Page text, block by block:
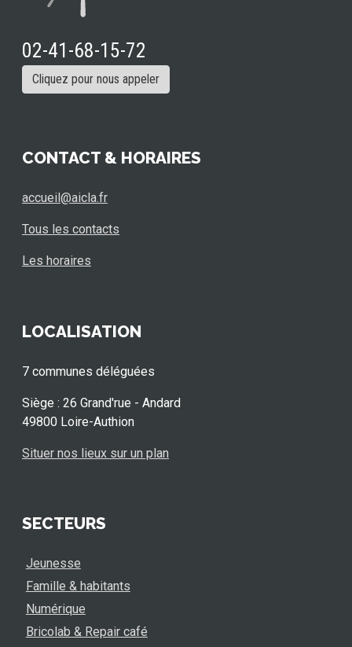
02-41-68-15-72
Cliquez pour nous appeler
CONTACT & HORAIRES
accueil@aicla.fr
Tous les contacts
Les horaires
LOCALISATION
7 communes déléguées
Siège : 26 Grand'rue - Andard
49800 Loire-Authion
Situer nos lieux sur un plan
SECTEURS
Jeunesse
Famille & habitants
Numérique
Bricolab & Repair café